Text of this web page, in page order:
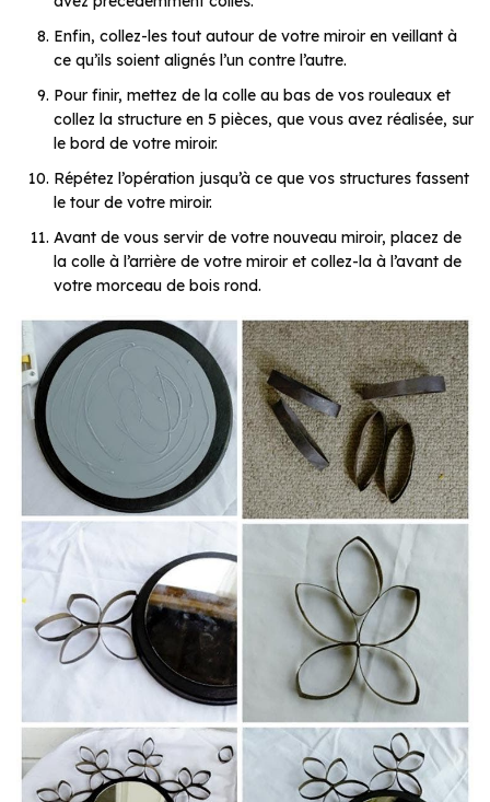
Enfin, collez-les tout autour de votre miroir en veillant à
ce qu’ils soient alignés l’un contre l’autre.
Pour finir, mettez de la colle au bas de vos rouleaux et
collez la structure en 5 pièces, que vous avez réalisée, sur
le bord de votre miroir.
Répétez l’opération jusqu’à ce que vos structures fassent
le tour de votre miroir.
Avant de vous servir de votre nouveau miroir, placez de
la colle à l’arrière de votre miroir et collez-la à l’avant de
votre morceau de bois rond.